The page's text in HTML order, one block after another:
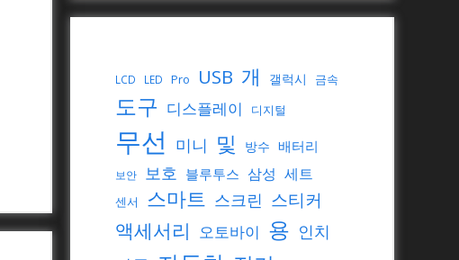
LCD LED Pro USB 개 갤럭시 금속
도구 디스플레이 디지털
무선 미니 및 방수 배터리
보안 보호 블루투스 삼성 세트
센서 스마트 스크린 스티커
액세서리 오토바이 용 인치